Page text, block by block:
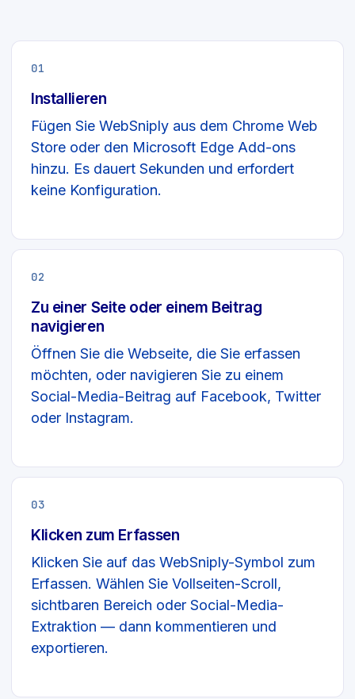
01
Installieren
Fügen Sie WebSniply aus dem Chrome Web
Store oder den Microsoft Edge Add-ons
hinzu. Es dauert Sekunden und erfordert
keine Konfiguration.
02
Zu einer Seite oder einem Beitrag
navigieren
Öffnen Sie die Webseite, die Sie erfassen
möchten, oder navigieren Sie zu einem
Social-Media-Beitrag auf Facebook, Twitter
oder Instagram.
03
Klicken zum Erfassen
Klicken Sie auf das WebSniply-Symbol zum
Erfassen. Wählen Sie Vollseiten-Scroll,
sichtbaren Bereich oder Social-Media-
Extraktion — dann kommentieren und
exportieren.